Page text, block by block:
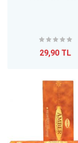
29,90 TL